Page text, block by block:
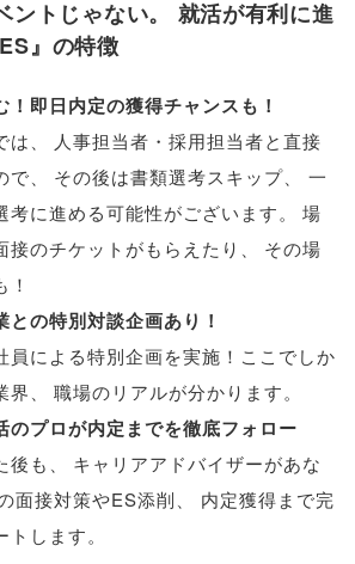
ントじゃない。
就活が有利に進
』の特徴
即日内定の獲得チャンスも！
は、
人事担当者・採用担当者と直接
で、 その後は書類選考スキップ、
一
考に進める可能性がございます。
場
接のチケットがもらえたり 、
その場
の特別対談企画あり！
員による特別企画を実施！ここでしか
界、 職場のリアルが分かります。
プロが内定までを徹底フォロー
後も 、
キャリアアドバイザーがあな
面接対策やES添削、
内定獲得まで完
トします。